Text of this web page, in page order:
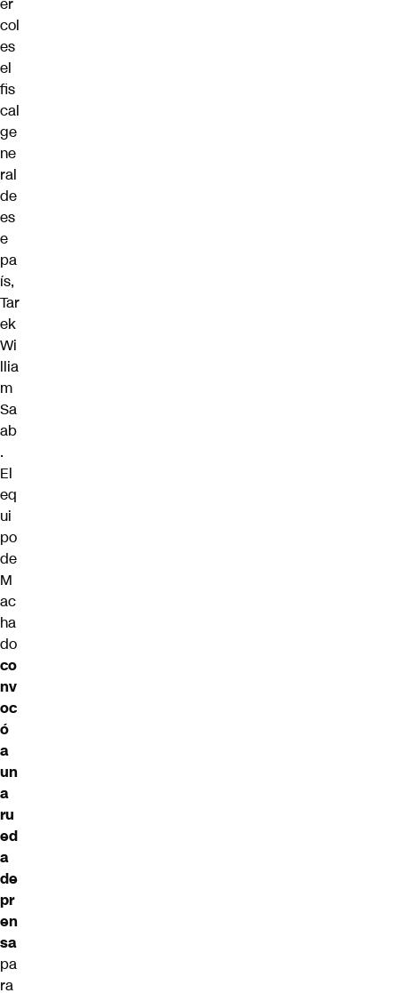
col
es
el
fis
cal
ge
ne
ral
de
es
e
pa
ís,
Tar
ek
Wi
llia
m
Sa
ab
.
El
eq
ui
po
de
M
ac
ha
do
co
nv
oc
ó
a
un
a
ru
ed
a
de
pr
en
sa
pa
ra